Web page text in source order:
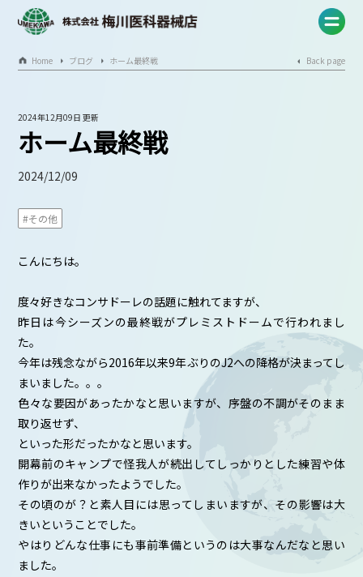
Home ブログ ホーム最終戦 Back page
2024年12月09日 更新
ホーム最終戦
2024/12/09
#その他
こんにちは。
度々好きなコンサドーレの話題に触れてますが、
昨日は今シーズンの最終戦がプレミストドームで行われまし
た。
今年は残念ながら2016年以来9年ぶりのJ2への降格が決まってし
まいました。。。
色々な要因があったかなと思いますが、序盤の不調がそのまま
取り返せず、
といった形だったかなと思います。
開幕前のキャンプで怪我人が続出してしっかりとした練習や体
作りが出来なかったようでした。
その頃のが？と素人目には思ってしまいますが、その影響は大
きいということでした。
やはりどんな仕事にも事前準備というのは大事なんだなと思い
ました。